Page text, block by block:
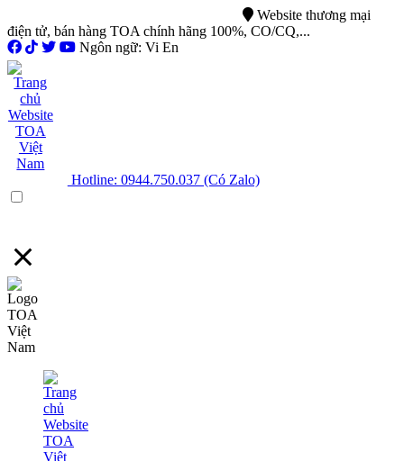
Website thương mại
điện tử, bán hàng TOA chính hãng 100%, CO/CQ,...
Ngôn ngữ: Vi En
Hotline: 0944.750.037 (Có Zalo)